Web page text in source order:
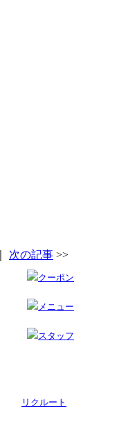
次の記事 >>
クーポン
メニュー
スタッフ
リクルート